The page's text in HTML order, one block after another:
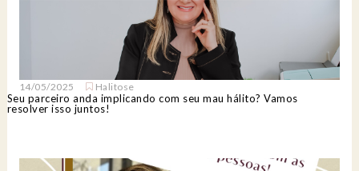
14/05/2025 Halitose
Seu parceiro anda implicando com seu mau hálito? Vamos
resolver isso juntos!